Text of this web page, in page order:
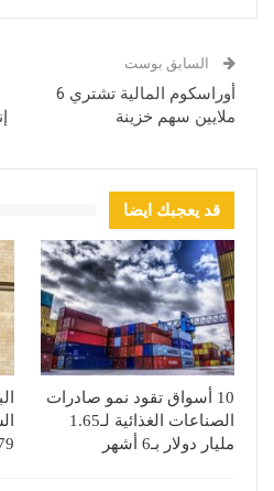
السابق بوست
أوراسكوم المالية تشتري 6
ملايين سهم خزينة
قد يعجبك ايضا
10 أسواق تقود نمو صادرات
الصناعات الغذائية لـ1.65
مليار دولار بـ6 أشهر
79% بنهاية